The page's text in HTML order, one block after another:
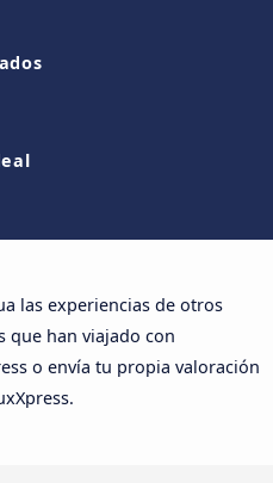
las experiencias de otros
que han viajado con
o envía tu propia valoración